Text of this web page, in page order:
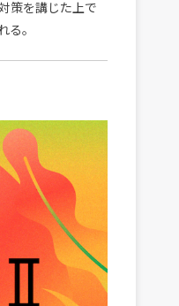
策を講じた上で
る。